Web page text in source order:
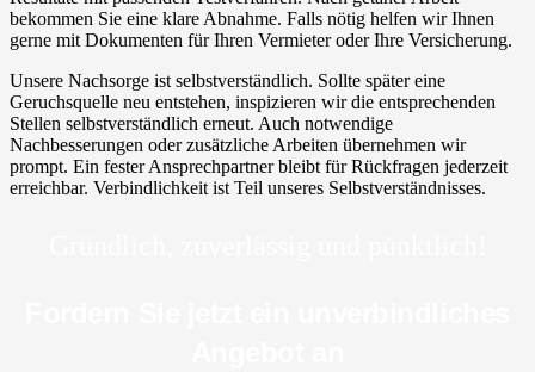
bekommen Sie eine klare Abnahme. Falls nötig helfen wir Ihnen
gerne mit Dokumenten für Ihren Vermieter oder Ihre Versicherung.
Unsere Nachsorge ist selbstverständlich. Sollte später eine
Geruchsquelle neu entstehen, inspizieren wir die entsprechenden
Stellen selbstverständlich erneut. Auch notwendige
Nachbesserungen oder zusätzliche Arbeiten übernehmen wir
prompt. Ein fester Ansprechpartner bleibt für Rückfragen jederzeit
erreichbar. Verbindlichkeit ist Teil unseres Selbstverständnisses.